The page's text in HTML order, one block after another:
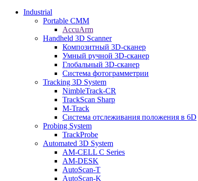
Industrial
Portable CMM
AccuArm
Handheld 3D Scanner
Композитный 3D-сканер
Умный ручной 3D-сканер
Глобальный 3D-сканер
Система фотограмметрии
Tracking 3D System
NimbleTrack-CR
TrackScan Sharp
M-Track
Система отслеживания положения в 6D
Probing System
TrackProbe
Automated 3D System
AM-CELL C Series
AM-DESK
AutoScan-T
AutoScan-K